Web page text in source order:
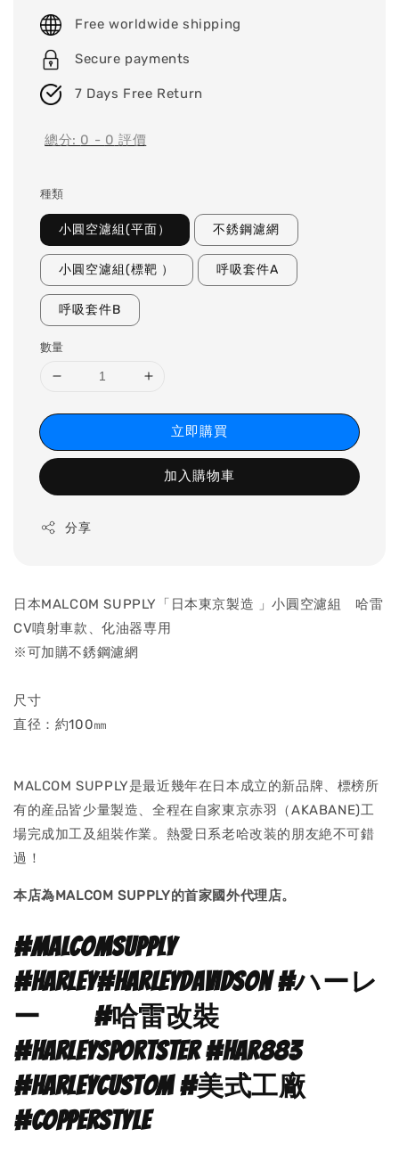
price
Free worldwide shipping
Secure payments
7 Days Free Return
總分: 0 - 0 評價
種類
小圓空濾組(平面） 不銹鋼濾網
小圓空濾組(標靶 ） 呼吸套件A
呼吸套件B
數量
立即購買
加入購物車
分享
日本MALCOM SUPPLY「日本東京製造 」小圓空濾組 哈雷
CV噴射車款、化油器専用
※可加購不銹鋼濾網
尺寸
直径：約100㎜
MALCOM SUPPLY是最近幾年在日本成立的新品牌、標榜所
有的産品皆少量製造、全程在自家東京赤羽（AKABANE)工
場完成加工及組裝作業。熱愛日系老哈改装的朋友絶不可錯
過！
本店為MALCOM SUPPLY的首家國外代理店。
#malcomsupply
#harley#harleydavidson #ハーレ
ー #哈雷改裝
#harleysportster #har883
#harleycustom #美式工廠
#copperstyle